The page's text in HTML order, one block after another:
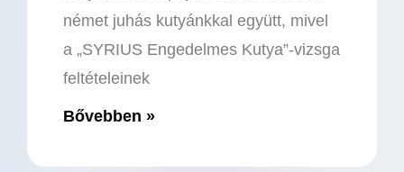
német juhás kutyánkkal együtt, mivel
a „SYRIUS Engedelmes Kutya”-vizsga
feltételeinek
Bővebben »